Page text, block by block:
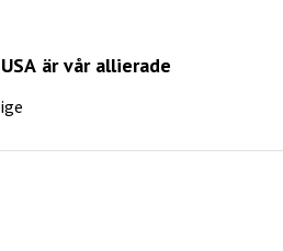
är vår allierade